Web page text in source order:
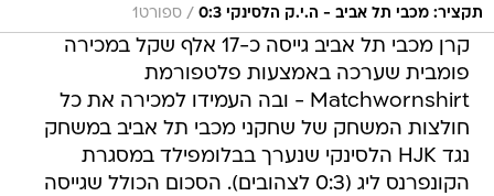
תקציר: מכבי תל אביב - ה.י.ק הלסינקי 0:3 / ספורט1
קרן מכבי תל אביב גייסה כ-17 אלף שקל במכירה
פומבית שערכה באמצעות פלטפורמת
Matchwornshirt - ובה העמידו למכירה את כל
חולצות המשחק של שחקני מכבי תל אביב במשחק
נגד HJK הלסינקי שנערך בבלומפילד במסגרת
הקונפרנס ליג (0:3 לצהובים). הסכום הכולל שגייסה